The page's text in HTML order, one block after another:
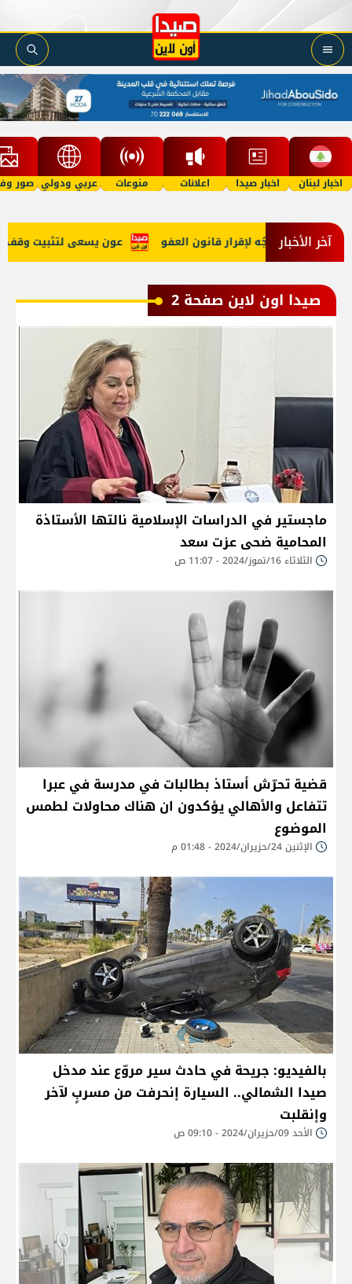
اخبار لبنان اخبار صيدا اعلانات منوعات عربي ودولي صور
آخر الأخبار عون يسعى لتثبيت وقف النار وتوجُه لإقرار قانون العفو
صيدا اون لاين صفحة 2
ماجستير في الدراسات الإسلامية نالتها الأستاذة
المحامية ضحى عزت سعد
الثلاثاء 16/تموز/2024 - 11:07 ص
قضية تحرّش أستاذ بطالبات في مدرسة في عبرا
تتفاعل والأهالي يؤكدون ان هناك محاولات لطمس
الموضوع
الإثنين 24/حزيران/2024 - 01:48 م
بالفيديو: جريحة في حادث سير مروّع عند مدخل
صيدا الشمالي.. السيارة إنحرفت من مسربٍ لآخر
وإنقلبت
الأحد 09/حزيران/2024 - 09:10 ص